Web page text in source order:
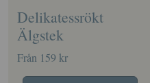
Delikatessrökt
Älgstek
Från 159 kr